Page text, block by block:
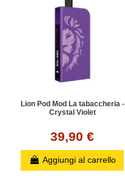
Lion Pod Mod La tabaccheria -
Crystal Violet
39,90 €
Aggiungi al carrello